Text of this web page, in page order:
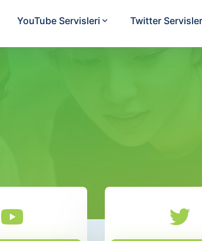
YouTube Servisleri Twitter